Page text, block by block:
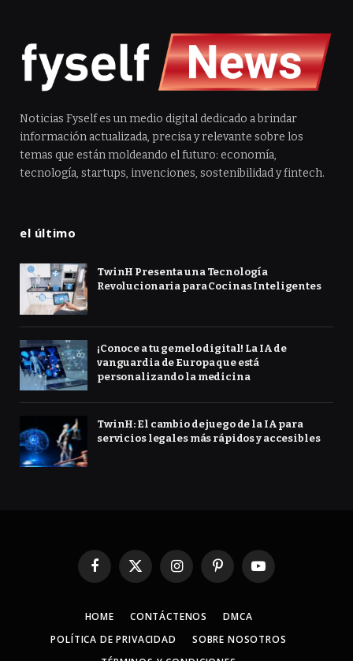
Noticias Fyself es un medio digital dedicado a brindar
información actualizada, precisa y relevante sobre los
temas que están moldeando el futuro: economía,
tecnología, startups, invenciones, sostenibilidad y fintech.
el último
TwinH Presenta una Tecnología
Revolucionaria para Cocinas Inteligentes
¡Conoce a tu gemelo digital! La IA de
vanguardia de Europa que está
personalizando la medicina
TwinH: El cambio de juego de la IA para
servicios legales más rápidos y accesibles
Facebook
X
InstagramPinterestYouTube
HOME CONTÁCTENOS
DMCA
POLÍTICA DE PRIVACIDAD
SOBRE NOSOTROS